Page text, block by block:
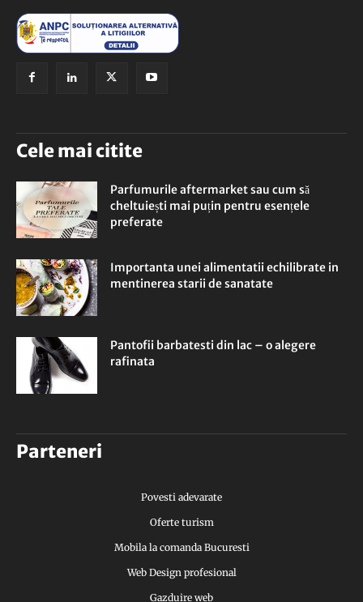
Cele mai citite
Parfumurile aftermarket sau cum să
cheltuiești mai puțin pentru esențele
preferate
Importanta unei alimentatii echilibrate in
mentinerea starii de sanatate
Pantofii barbatesti din lac – o alegere
rafinata
Parteneri
Povesti adevarate
Oferte turism
Mobila la comanda Bucuresti
Web Design profesional
Gazduire web